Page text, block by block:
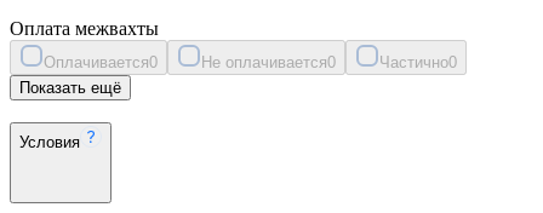
Оплата межвахты
Оплачивается0 Не оплачивается0 Частично0
Показать ещё
Условия